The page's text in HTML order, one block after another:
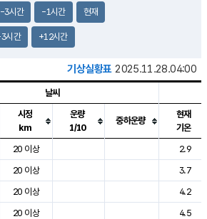
-3시간 -1시간 현재
시간 +12시간
기상실황표 2025.11.28.04:00
, 날씨, 기온, 강수, 바람, 기압등을 안내한 표입
날씨
시정
km
운량
1/10
중하운량
현재
기온
20 이상
2.9
20 이상
3.7
20 이상
4.2
20 이상
4.5